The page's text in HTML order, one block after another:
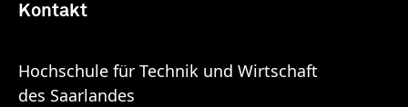
Kontakt
Hochschule für Technik und Wirtschaft
des Saarlandes